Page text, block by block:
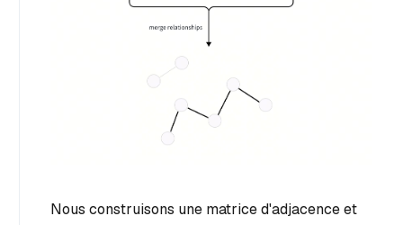
Nous construisons une matrice d'adjacence et